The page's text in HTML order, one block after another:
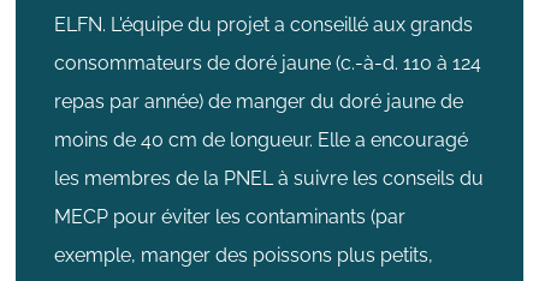
ELFN. L'équipe du projet a conseillé aux grands
consommateurs de doré jaune (c.-à-d. 110 à 124
repas par année) de manger du doré jaune de
moins de 40 cm de longueur. Elle a encouragé
les membres de la PNEL à suivre les conseils du
MECP pour éviter les contaminants (par
exemple, manger des poissons plus petits,